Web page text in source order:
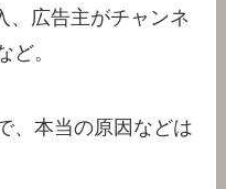
、広告主がチャンネ
ど。
、本当の原因などは